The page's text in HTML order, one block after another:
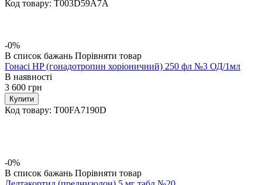
Код товару: T003D59A7A
-0%
В список бажань Порівняти товар
Гонасі HP (гонадотропин хоріоничний) 250 фл №3 ОД/1мл
В наявності
3 600 грн
Купити
Код товару: T00FA7190D
-0%
В список бажань Порівняти товар